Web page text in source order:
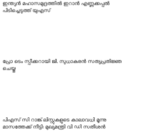
ഇന്ത്യൻ മഹാസമുദ്രത്തിൽ ഇറാൻ എണ്ണക്കപ്പൽ
പിടിച്ചെടുത്ത് യുഎസ്
പ്രോ ടെം സ്പീക്കറായി ജി. സുധാകരൻ സത്യപ്രതിജ്ഞ
ചെയ്തു
പിഎസ് സി റാങ്ക് ലിസ്റ്റുകളുടെ കാലാവധി മൂന്നു
മാസത്തേക്ക് നീട്ടി: മുഖ്യമന്ത്രി വി ഡി സതീശൻ